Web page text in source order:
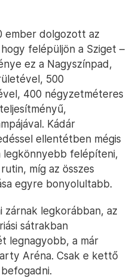
ember dolgozott az
felépüljön a Sziget –
ez a Nagyszínpad,
500
400 négyzetméteres
Kádár
ellentétben mégis
legkönnyebb felépíteni,
míg az összes
egyre bonyolultabb.
zárnak legkorábban, az
sátrakban
legnagyobb, a már
Aréna. Csak e kettő